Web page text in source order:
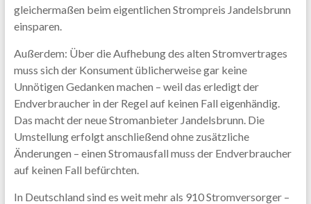
gleichermaßen beim eigentlichen Strompreis Jandelsbrunn
einsparen.
Außerdem: Über die Aufhebung des alten Stromvertrages
muss sich der Konsument üblicherweise gar keine
Unnötigen Gedanken machen – weil das erledigt der
Endverbraucher in der Regel auf keinen Fall eigenhändig.
Das macht der neue Stromanbieter Jandelsbrunn. Die
Umstellung erfolgt anschließend ohne zusätzliche
Änderungen – einen Stromausfall muss der Endverbraucher
auf keinen Fall befürchten.
In Deutschland sind es weit mehr als 910 Stromversorger –